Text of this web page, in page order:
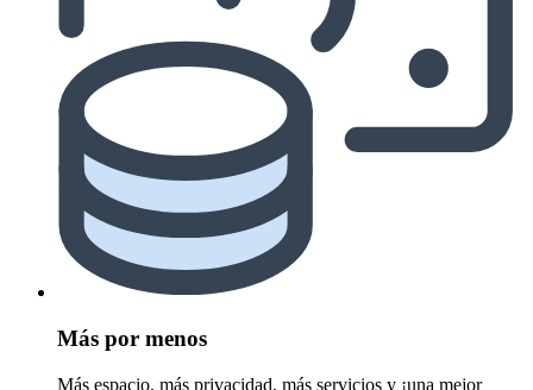
Más por menos
Más espacio, más privacidad, más servicios y ¡una mejor